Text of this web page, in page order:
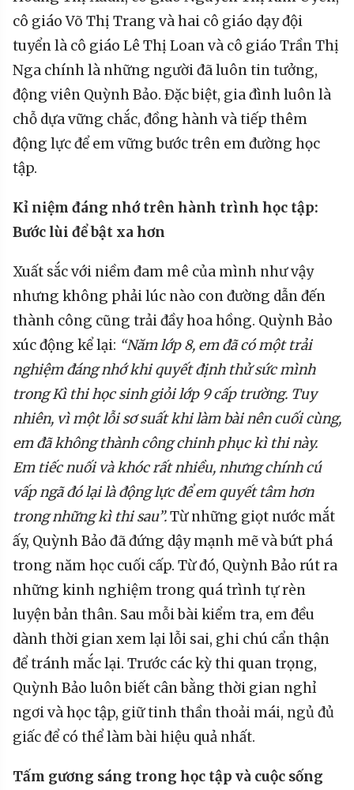
cô giáo Võ Thị Trang và hai cô giáo dạy đội
tuyển là cô giáo Lê Thị Loan và cô giáo Trần Thị
Nga chính là những người đã luôn tin tưởng,
động viên Quỳnh Bảo. Đặc biệt, gia đình luôn là
chỗ dựa vững chắc, đồng hành và tiếp thêm
động lực để em vững bước trên em đường học
tập.
Kỉ niệm đáng nhớ trên hành trình học tập:
Bước lùi để bật xa hơn
Xuất sắc với niềm đam mê của mình như vậy
nhưng không phải lúc nào con đường dẫn đến
thành công cũng trải đầy hoa hồng. Quỳnh Bảo
xúc động kể lại: “Năm lớp 8, em đã cómột trải
nghiệm đáng nhớ khi quyết định thử sức mình
trong Kì thi học sinh giỏi lớp 9 cấp trường. Tuy
nhiên, vì một lỗi sơ suất khi làm bàinên cuối cùng,
em đã không thành công chinh phục kì thi này.
Emtiếc nuối và khóc rất nhiều, nhưng chính cú
vấp ngã đó lại là động lực để em quyết tâm hơn
trong những kì thi sau”.Từ những giọt nước mắt
ấy, Quỳnh Bảo đã đứng dậy mạnh mẽ và bứt phá
trong năm học cuối cấp. Từ đó, Quỳnh Bảo rút ra
những kinh nghiệm trong quá trình tự rèn
luyện bản thân. Sau mỗi bài kiểm tra, em đều
dành thời gian xem lại lỗi sai, ghi chú cẩn thận
để tránh mắc lại. Trước các kỳ thi quan trọng,
Quỳnh Bảo luôn biết cân bằng thời gian nghỉ
ngơi và học tập, giữ tinh thần thoải mái, ngủ đủ
giấc để có thể làm bài hiệu quả nhất.
Tấm gương sáng trong học tập và cuộc sống